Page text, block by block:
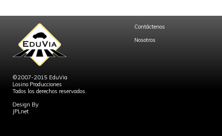
©2007-2015 EduVia
Losino Producciones
Todos los derechos reservados.
Design By
JPLnet
Contáctenos
Nosotros